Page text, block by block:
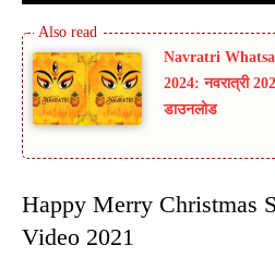
Navratri
2024: नवरात्री
डाउनलोड
Happy Merry Christmas
Video 2021